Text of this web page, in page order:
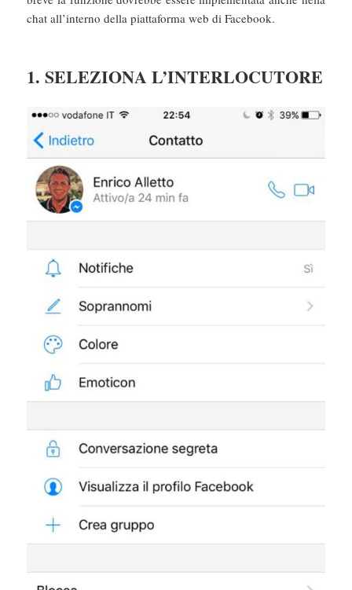
chat all’interno della piattaforma web di Facebook.
1. SELEZIONA L’INTERLOCUTORE